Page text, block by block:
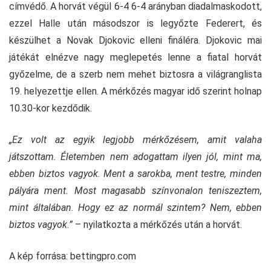
címvédő. A horvát végül 6-4 6-4 arányban diadalmaskodott,
ezzel Halle után másodszor is legyőzte Federert, és
készülhet a Novak Djokovic elleni fináléra. Djokovic mai
játékát elnézve nagy meglepetés lenne a fiatal horvát
győzelme, de a szerb nem mehet biztosra a világranglista
19. helyezettje ellen. A mérkőzés magyar idő szerint holnap
10.30-kor kezdődik.
„Ez volt az egyik legjobb mérkőzésem, amit valaha
játszottam. Életemben nem adogattam ilyen jól, mint ma,
ebben biztos vagyok. Ment a sarokba, ment testre, minden
pályára ment. Most magasabb színvonalon teniszeztem,
mint általában. Hogy ez az normál szintem? Nem, ebben
biztos vagyok.” – nyilatkozta a mérkőzés után a horvát.
A kép forrása: bettingpro.com